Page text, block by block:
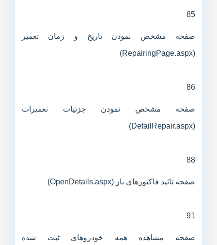
85
صفحه مشخص نمودن تاریخ و زمان تعمیر
(RepairingPage.aspx)
86
صفحه مشخص نمودن جزئیات تعمیرات
(DetailRepair.aspx)
88
صفحه تائید فاکتورهای باز (OpenDetails.aspx)
91
صفحه مشاهده همه خودروهای ثبت شده